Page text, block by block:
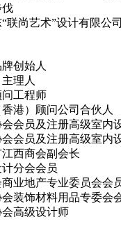
伐
联尚艺术”设计有限公司
创始人
理人
工程师
港）顾问公司合伙人
会员及注册高级室内
会员及注册高级室内
西商会副会长
分会会员
业地产专业委员会会
装饰材料用品专委会
高级设计师